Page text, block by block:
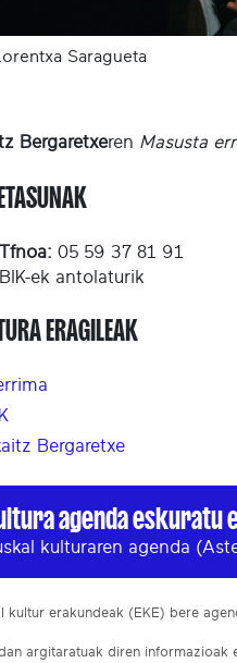
Saragueta
Bergaretxeren Masusta
Tfnoa: 05 59 37 81 91
BIK-ek antolaturik
ERAGILEAK
Bergaretxe
agenda eskuratu
kulturaren agenda
kultur erakundeak (EKE) bere
argitaratuak diren informazioak